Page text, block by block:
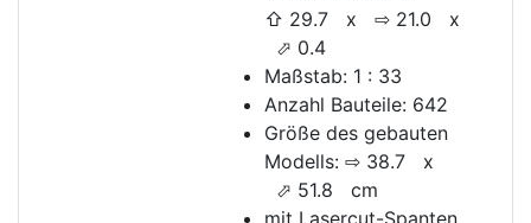
⇧ 29.7 x ⇨ 21.0 x
⬀ 0.4
Maßstab: 1 : 33
Anzahl Bauteile: 642
Größe des gebauten
Modells: ⇨ 38.7 x
⬀ 51.8 cm
mit Lasercut-Spanten